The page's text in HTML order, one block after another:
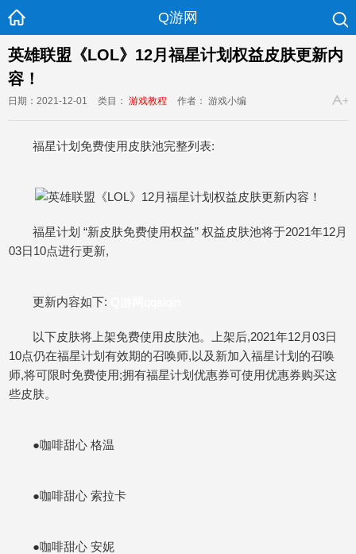
Q游网
英雄联盟《LOL》12月福星计划权益皮肤更新内
容！
日期：2021-12-01 类目： 游戏教程 作者： 游戏小编
福星计划免费使用皮肤池完整列表:
福星计划 “新皮肤免费使用权益” 权益皮肤池将于2021年12月
03日10点进行更新,
更新内容如下:
以下皮肤将上架免费使用皮肤池。上架后,2021年12月03日
10点仍在福星计划有效期的召唤师,以及新加入福星计划的召唤
师,将可限时免费使用;拥有福星计划优惠券可使用优惠券购买这
些皮肤。
●咖啡甜心 格温
●咖啡甜心 索拉卡
●咖啡甜心 安妮